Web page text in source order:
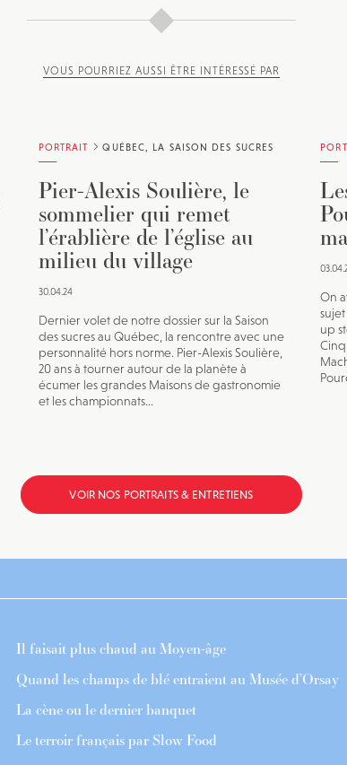
VOUS POURRIEZ AUSSI ÊTRE INTÉRESSÉ PAR
PORTRAIT QUÉBEC, LA SAISON DES SUCRES
Pier-Alexis Soulière, le
sommelier qui remet
l’érablière de l’église au
milieu du village
30.04.24
Dernier volet de notre dossier sur la Saison
des sucres au Québec, la rencontre avec une
personnalité hors norme. Pier-Alexis Soulière,
20 ans à tourner autour de la planète à
écumer les grandes Maisons de gastronomie
et les championnats...
On
up
VOIR NOS PORTRAITS & ENTRETIENS
Il faisait plus chaud au Moyen-âge
Quand les champs de blé entraient au Musée d’Orsay
La cène ou le dernier banquet
Le terroir français par Slow Food